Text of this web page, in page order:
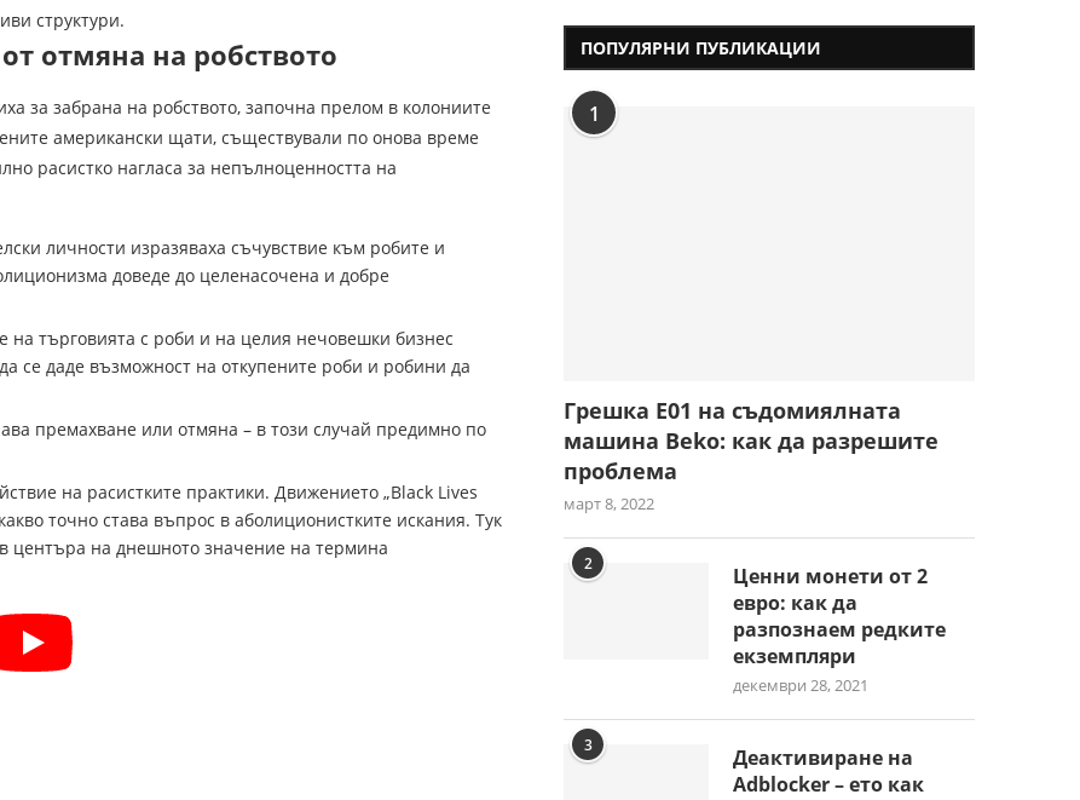
структури.
отмяна на робството
за забрана на робството, започна прелом в колониите
американски щати, съществували по онова време
расистко нагласа за непълноценността на
личности изразяваха съчувствие към робите и
доведе до целенасочена и добре
търговията с роби и на целия нечовешки бизнес
се даде възможност на откупените роби и робини да
премахване или отмяна – в този случай предимно по
на расистките практики. Движението „Black Lives
точно става въпрос в аболиционистките искания. Тук
центъра на днешното значение на термина
ПОПУЛЯРНИ ПУБЛИКАЦИИ
1
Грешка E01 на съдомиялната
машина Beko: как да разрешите
проблема
март 8, 2022
2
Ценни монети от 2
евро: как да
разпознаем редките
екземпляри
декември 28, 2021
3
Деактивиране на
Adblocker – ето как